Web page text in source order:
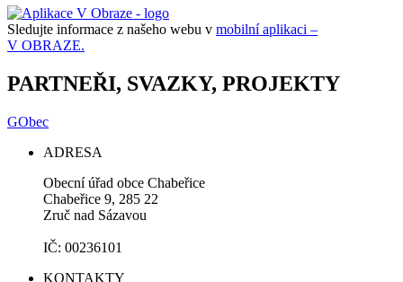
Sledujte informace z našeho webu v mobilní aplikaci –
V OBRAZE.
PARTNEŘI, SVAZKY, PROJEKTY
GObec
ADRESA
Obecní úřad obce Chabeřice
Chabeřice 9, 285 22
Zruč nad Sázavou
IČ: 00236101
KONTAKTY